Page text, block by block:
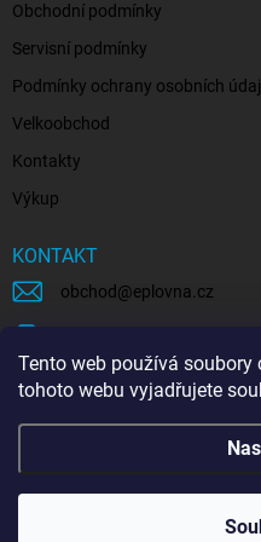
Tento web používá
tohoto webu vyjadřujete
Obchodní podmínky
Servisní podmínky
Podmínky ochrany osobních
Velkoobchod
Kontakty
Výkup
KONTAKT
obchod @eplovna.cz
eplovna.cz